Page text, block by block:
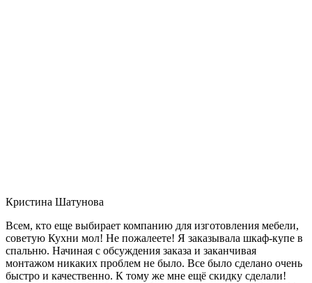
Кристина Шатунова
Всем, кто еще выбирает компанию для изготовления мебели,
советую Кухни мол! Не пожалеете! Я заказывала шкаф-купе в
спальню. Начиная с обсуждения заказа и заканчивая
монтажом никаких проблем не было. Все было сделано очень
быстро и качественно. К тому же мне ещё скидку сделали!